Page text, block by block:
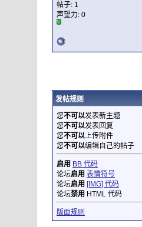
帖子: 1
声望力: 0
发帖规则
您不可以发表新主题
您不可以发表回复
您不可以上传附件
您不可以编辑自己的帖子
启用 BB 代码
论坛启用 表情符号
论坛启用 [IMG] 代码
论坛禁用 HTML 代码
版面规则